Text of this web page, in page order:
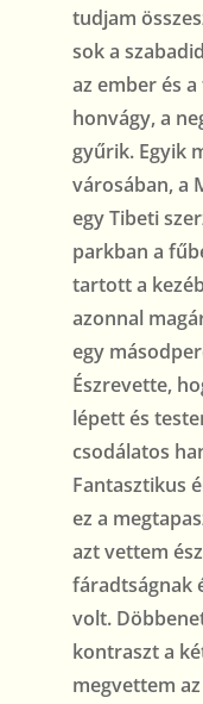
tudjam
sok a
az ember és
honvágy, a
gyűrik. Egyik
városában, a
egy Tibeti
parkban a
tartott a
azonnal
egy
Észrevette,
lépett és
csodálatos
Fantasztikus
ez a
azt vettem
fáradtságnak
volt.
kontraszt a
megvettem